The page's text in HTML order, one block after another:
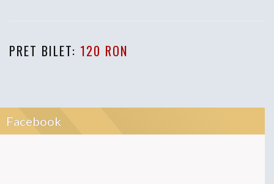
PRET BILET: 120 RON
Facebook